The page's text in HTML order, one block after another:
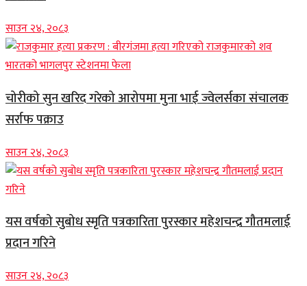
साउन २४, २०८३
चोरीको सुन खरिद गरेको आरोपमा मुना भाई ज्वेलर्सका संचालक
सर्राफ पक्राउ
साउन २४, २०८३
यस वर्षको सुबोध स्मृति पत्रकारिता पुरस्कार महेशचन्द्र गौतमलाई
प्रदान गरिने
साउन २४, २०८३